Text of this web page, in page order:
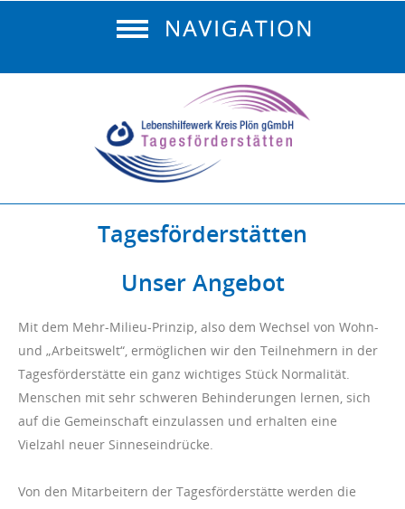
Tagesförderstätten
Unser Angebot
Mit dem Mehr-Milieu-Prinzip, also dem Wechsel von Wohn-
und „Arbeitswelt“, ermöglichen wir den Teilnehmern in der
Tagesförderstätte ein ganz wichtiges Stück Normalität.
Menschen mit sehr schweren Behinderungen lernen, sich
auf die Gemeinschaft einzulassen und erhalten eine
Vielzahl neuer Sinneseindrücke.
Von den Mitarbeitern der Tagesförderstätte werden die